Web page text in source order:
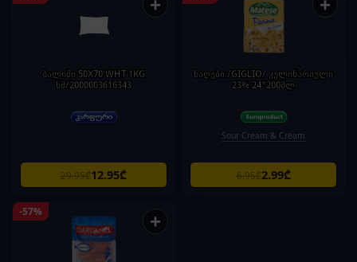
+
ბალიში 50X70 WHT 1KG
სმ/2000003616343
29.95₾12.95₾
+
ნაღები /GIGLIO/ კულინარიული
23% 24*200მლ
Sour Cream & Cream
6.95₾2.99₾
-57% +